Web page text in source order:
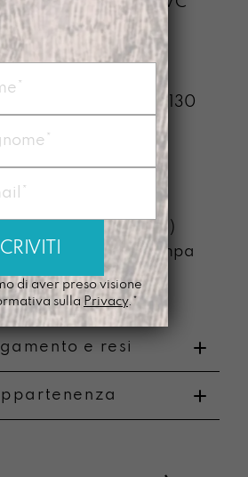
esterna
zip
alta 2,5, lunga 130
nostro laboratorio di
con detergente
componente alcolica)
con l’uso e la stampa
e resi
di aver preso visione
sulla Privacy.*